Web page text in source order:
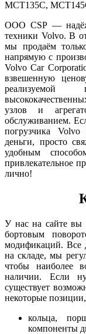
MCT135C,
ООО CSP —
техники Volvo. В
мы продаём
напрямую с
Volvo Car
взвешенную
узлов и
обслуживанием.
погрузчика
деньги, просто
удобным
привлекательное
лично!
У нас на сайте вы
бортовым
модификаций. Все
на складе, мы
чтобы наиболее
наличии. Если
существует
некоторые
кольца,
компоненты